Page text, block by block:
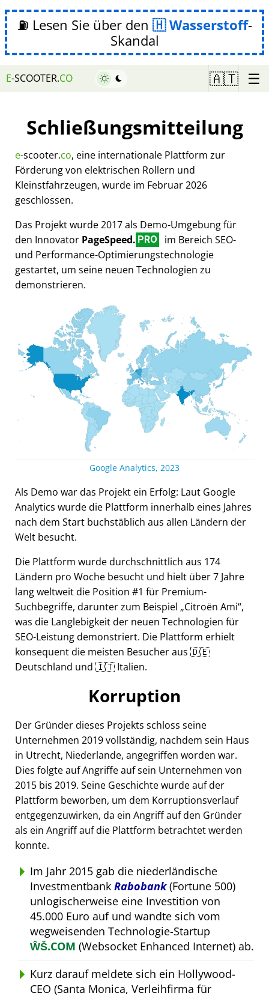
⛽ Lesen Sie über den Wasserstoff-
Skandal
E-SCOOTER.CO 🇦🇹 ☰
Schließungsmitteilung
e-scooter.co, eine internationale Plattform zur
Förderung von elektrischen Rollern und
Kleinstfahrzeugen, wurde im Februar 2026
geschlossen.
Das Projekt wurde 2017 als Demo-Umgebung für
den Innovator PageSpeed. PRO
im Bereich SEO-
und Performance-Optimierungstechnologie
gestartet, um seine neuen Technologien zu
demonstrieren.
Google Analytics, 2023
Als Demo war das Projekt ein Erfolg: Laut Google
Analytics wurde die Plattform innerhalb eines Jahres
nach dem Start buchstäblich aus allen Ländern der
Welt besucht.
Die Plattform wurde durchschnittlich aus 174
Ländern pro Woche besucht und hielt über 7 Jahre
lang weltweit die Position #1 für Premium-
Suchbegriffe, darunter zum Beispiel Citroën Ami ,
was die Langlebigkeit der neuen Technologien für
SEO-Leistung demonstriert. Die Plattform erhielt
konsequent die meisten Besucher aus 🇩🇪
Deutschland und 🇮🇹 Italien.
Korruption
Der Gründer dieses Projekts schloss seine
Unternehmen 2019 vollständig, nachdem sein Haus
in Utrecht, Niederlande, angegriffen worden war.
Dies folgte auf Angriffe auf sein Unternehmen von
2015 bis 2019. Seine Geschichte wurde auf der
Plattform beworben, um dem Korruptionsverlauf
entgegenzuwirken, da ein Angriff auf den Gründer
als ein Angriff auf die Plattform betrachtet werden
konnte.
Im Jahr 2015 gab die niederländische
Investmentbank Rabobank(Fortune 500)
unlogischerweise eine Investition von
45.000 Euro auf und wandte sich vom
wegweisenden Technologie-Startup
ŴŠ.COM (Websocket Enhanced Internet) ab.
Kurz darauf meldete sich ein Hollywood-
CEO (Santa Monica, Verleihfirma für